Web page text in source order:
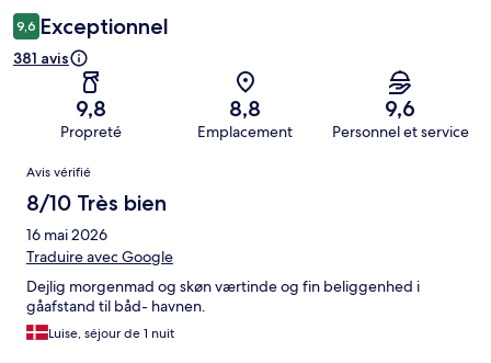
9,6 Exceptionnel
381 avis
9,8
Propreté
8,8
Emplacement
9,6
Personnel et service
Avis
Avis vérifié
8/10 Très bien
16 mai 2026
Traduire avec Google
Dejlig morgenmad og skøn værtinde og fin beliggenhed i
gåafstand til båd- havnen.
Luise, séjour de 1 nuit